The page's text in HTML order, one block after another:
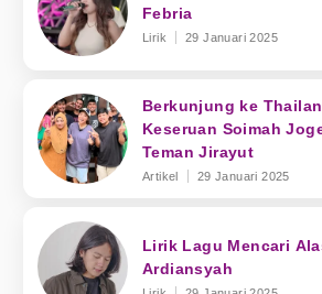
Febria
Lirik 29 Januari 2025
Berkunjung ke
Keseruan Soimah
Teman Jirayut
Artikel 29 Januari 2025
Lirik Lagu Mencari
Ardiansyah